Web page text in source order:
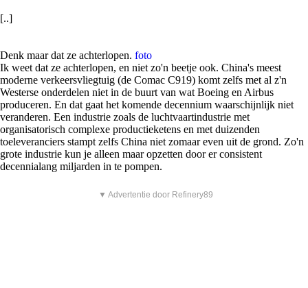
[..]
Denk maar dat ze achterlopen. foto
Ik weet dat ze achterlopen, en niet zo'n beetje ook. China's meest
moderne verkeersvliegtuig (de Comac C919) komt zelfs met al z'n
Westerse onderdelen niet in de buurt van wat Boeing en Airbus
produceren. En dat gaat het komende decennium waarschijnlijk niet
veranderen. Een industrie zoals de luchtvaartindustrie met
organisatorisch complexe productieketens en met duizenden
toeleveranciers stampt zelfs China niet zomaar even uit de grond. Zo'n
grote industrie kun je alleen maar opzetten door er consistent
decennialang miljarden in te pompen.
▼ Advertentie door Refinery89